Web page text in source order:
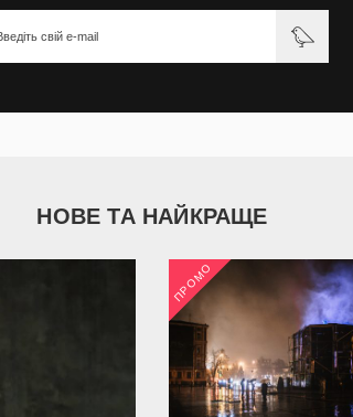
НОВЕ ТА НАЙКРАЩЕ
ПРОМО 2 035